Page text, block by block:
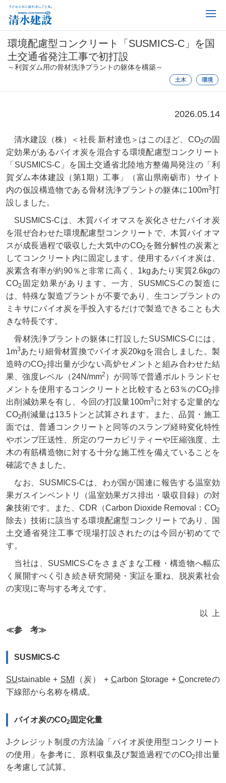
環境配慮型コンクリート「SUSMICS-C」を国
土交通省発注工事で初打設
～利賀ダム用の骨材洗浄プラントの躯体を構築～
土木 環境
2026.05.14
清水建設（株）＜社長 新村達也＞はこのほど、CO2の固
定効果があるバイオ炭を混合する環境配慮型コンクリート
「SUSMICS-C」を国土交通省北陸地方整備局発注の「利
賀ダム本体建設（第1期）工事」（富山県南砺市）サイト
内の仮設構造物である骨材洗浄プラントの躯体に100m3打
設しました。
SUSMICS-Cは、木質バイオマスを炭化させたバイオ炭
を混ぜ合わせた環境配慮型コンクリートで、木質バイオマ
スが成長過程で吸収した大気中のCO2 を難分解性の炭素と
してコンクリート内に固定します。使用するバイオ炭は、
炭素含有率が約90％と非常に高く、1kgあたり実質2.6kgの
CO2 固定効果があります。一方、SUSMICS-Cの製造に
は、特殊な製造プラントが不要であり、生コンプラントの
ミキサにバイオ炭を手投入するだけで製造できることも大
きな特長です。
骨材洗浄プラントの躯体に打設したSUSMICS-Cには、
1m3あたり細骨材置換でバイオ炭20kgを混合しました。製
造時のCO2排出量が少ない高炉セメントと組み合わせた結
果、強度レベル（24N/mm2 ）が同等で普通ポルトランドセ
メントを使用するコンクリートと比較すると63％のCO2排
出削減効果を有し、今回の打設量100m3に対する定量的な
CO2削減量は13.5トンと試算されます。また、品質・施工
面では、普通コンクリートと同等のスランプ経時変化特性
やポンプ圧送性、所定のワーカビリティーや圧縮強度、土
木の有筋構造物に対する十分な施工性を備えていることを
確認できました。
なお、SUSMICS-Cは、わが国が国連に報告する温室効
果ガスインベントリ（温室効果ガス排出・吸収目録）の対
象技術です。また、CDR（Carbon Dioxide Removal：CO2
除去）技術に該当する環境配慮型コンクリートであり、国
土交通省発注工事で現場打設されたのは今回が初めてで
す。
当社は、SUSMICS-Cをさまざまな工種・構造物へ幅広
く展開すべく引き続き研究開発・実証を重ね、脱炭素社会
の実現に寄与する考えです。
以上
≪参 考≫
SUSMICS-C
SUstainable + SMI （炭） + Carbon Storage + Concreteの
下線部から名称を構成。
バイオ炭のCO2 固定化量
J-クレジット制度の方法論「バイオ炭使用型コンクリート
の使用」を参考に、原料収集及び製造過程でのCO2排出量
を考慮して試算。